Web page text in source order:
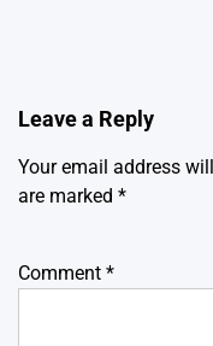
Leave a Reply
Your email address
are marked *
Comment *